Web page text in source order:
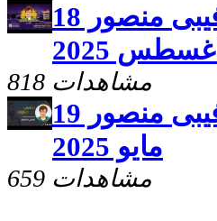
برنامج سلامى اعطيكم مع خادمة الرب فيبى منصور 18
اغسطس 2025
818 مشاهدات
برنامج سلامى اعطيكم مع خادمة الرب فيبى منصور 19
مايو 2025
659 مشاهدات